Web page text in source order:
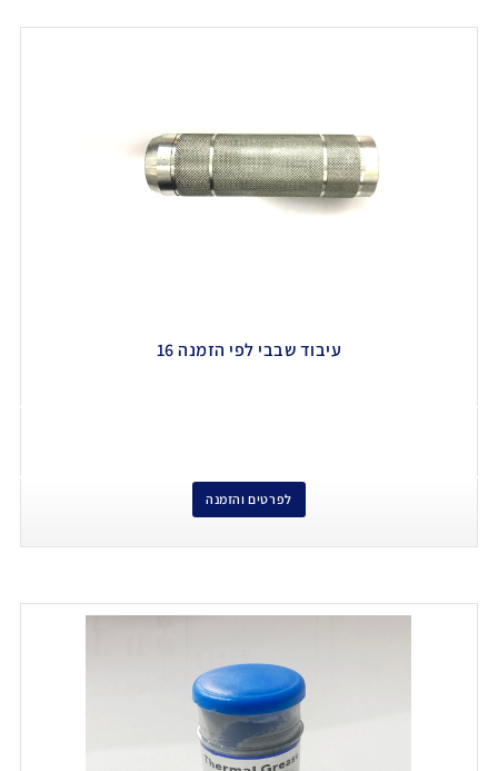
עיבוד שבבי לפי הזמנה 16
לפרטים והזמנה